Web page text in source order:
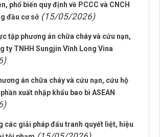
phổ biến quy định về PCCC và CNCH
đầu cơ sở (15/05/2026)
tập phương án chữa cháy và cứu nạn,
ty TNHH Sungjin Vĩnh Long Vina
án chữa cháy và cứu nạn, cứu hộ
xuất nhập khẩu bao bì ASEAN
các giải pháp đấu tranh quyết liệt, hiệu